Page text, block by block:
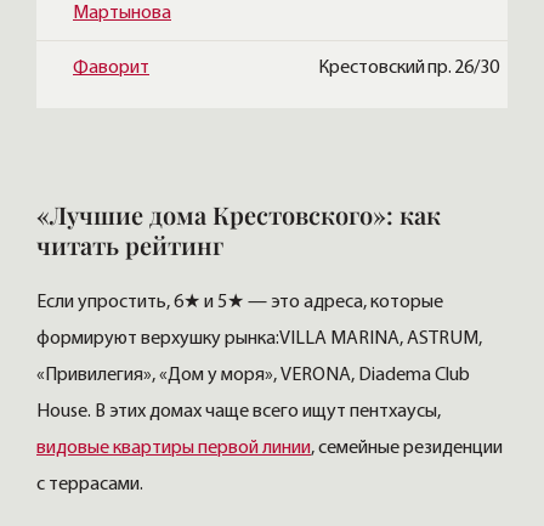
Мартынова
Фаворит Крестовский пр. 26/30
«Лучшие дома Крестовского»: как
читать рейтинг
Если упростить, 6★ и 5★ — это адреса, которые
формируют верхушку рынка:VILLA MARINA, ASTRUM,
«Привилегия», «Дом у моря», VERONA, Diadema Club
House. В этих домах чаще всего ищут пентхаусы,
видовые квартиры первой линии, семейные резиденции
с террасами.